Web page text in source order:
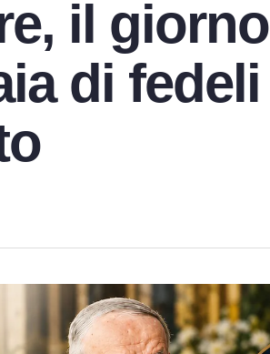
il giorno
di fedeli